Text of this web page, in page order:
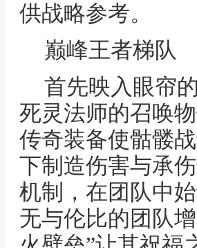
供战略参考。
巅峰王者梯队
首先映入眼帘
死灵法师的召唤
传奇装备使骷髅
下制造伤害与承
机制，在团队中
无与伦比的团队